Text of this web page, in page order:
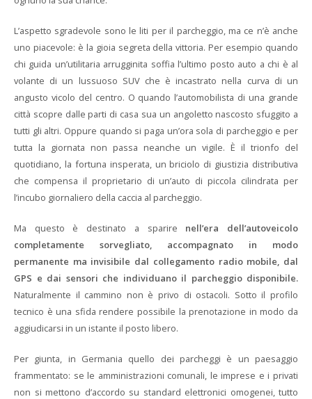
L’aspetto sgradevole sono le liti per il parcheggio, ma ce n’è anche
uno piacevole: è la gioia segreta della vittoria. Per esempio quando
chi guida un’utilitaria arrugginita soffia l’ultimo posto auto a chi è al
volante di un lussuoso SUV che è incastrato nella curva di un
angusto vicolo del centro. O quando l’automobilista di una grande
città scopre dalle parti di casa sua un angoletto nascosto sfuggito a
tutti gli altri. Oppure quando si paga un’ora sola di parcheggio e per
tutta la giornata non passa neanche un vigile. È il trionfo del
quotidiano, la fortuna insperata, un briciolo di giustizia distributiva
che compensa il proprietario di un’auto di piccola cilindrata per
l’incubo giornaliero della caccia al parcheggio.
Ma questo è destinato a sparire nell’era dell’autoveicolo
completamente sorvegliato, accompagnato in modo
permanente ma invisibile dal collegamento radio mobile, dal
GPS e dai sensori che individuano il parcheggio disponibile.
Naturalmente il cammino non è privo di ostacoli. Sotto il profilo
tecnico è una sfida rendere possibile la prenotazione in modo da
aggiudicarsi in un istante il posto libero.
Per giunta, in Germania quello dei parcheggi è un paesaggio
frammentato: se le amministrazioni comunali, le imprese e i privati
non si mettono d’accordo su standard elettronici omogenei, tutto